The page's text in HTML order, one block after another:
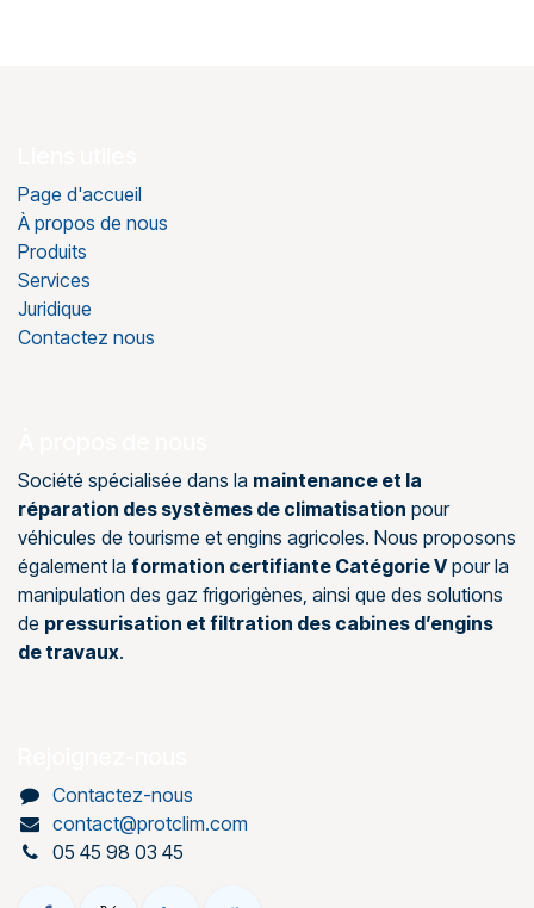
Page d'accueil
À propos de nous
Produits
Services
Juridique
Contactez nous
Société spécialisée dans la maintenance et la
réparation des systèmes de climatisation pour
véhicules de tourisme et engins agricoles. Nous proposons
également la formation certifiante Catégorie Vpour la
manipulation des gaz frigorigènes, ainsi que des solutions
de pressurisation et filtration des cabines d’engins
de travaux.
Contactez-nous
contact@protclim.com
05 45 98 03 45